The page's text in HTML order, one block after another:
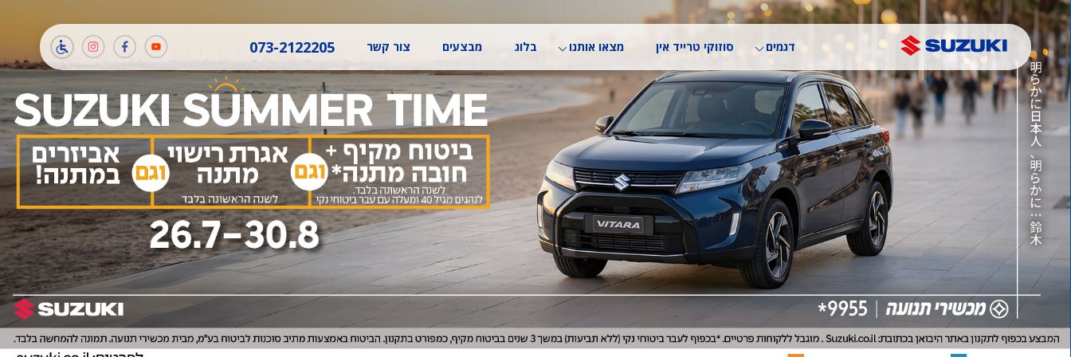
דילוג
לתוכן
העיקרי
דגמים סוזוקי טרייד אין מצאו אותנו בלוג מבצעים צור קשר 073-2122205 תמונה תמונה תמונה